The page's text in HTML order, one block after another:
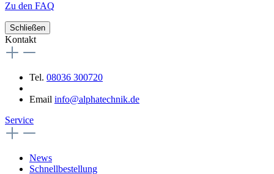
Zu den FAQ
Schließen
Kontakt
Tel. 08036 300720
Email info@alphatechnik.de
Service
News
Schnellbestellung